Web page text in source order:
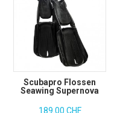
Scubapro Flossen
Seawing Supernova
189.00 CHF